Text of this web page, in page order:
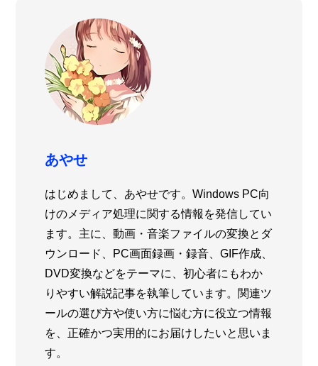
あやせ
はじめまして、あやせです。Windows PC向
けのメディア処理に関する情報を発信してい
ます。主に、動画・音楽ファイルの変換とダ
ウンロード、PC画面録画・録音、GIF作成、
DVD変換などをテーマに、初心者にもわか
りやすい解説記事を執筆しています。関連ツ
ールの選び方や使い方に悩む方に役立つ情報
を、正確かつ実用的にお届けしたいと思いま
す。